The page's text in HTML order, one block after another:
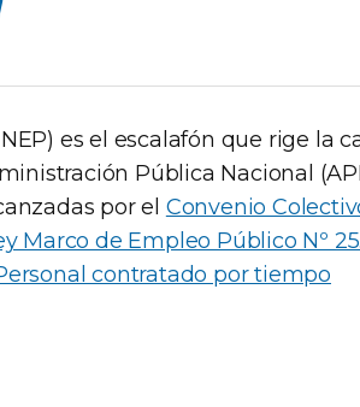
es el escalafón que rige la
Pública Nacional
por el Convenio
Marco de Empleo Público Nº
contratado por tiempo